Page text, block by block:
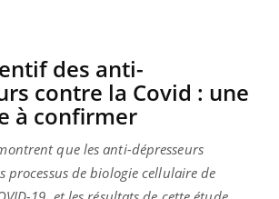
des anti-
contre la Covid : une
à confirmer
que les anti-dépresseurs
processus de biologie cellulaire de